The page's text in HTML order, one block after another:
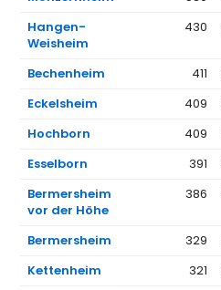
Hangen-
Weisheim
430
Bechenheim 411
Eckelsheim
409
Hochborn
409
Esselborn
391
Bermersheim
vor der Höhe
386
Bermersheim 329
Kettenheim
321